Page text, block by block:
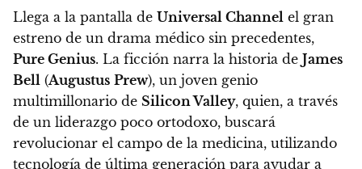
Llega a la pantalla de Universal Channel el gran
estreno de un drama médico sin precedentes,
Pure Genius. La ficción narra la historia de James
Bell (Augustus Prew), un joven genio
multimillonario de Silicon Valley, quien, a través
de un liderazgo poco ortodoxo, buscará
revolucionar el campo de la medicina, utilizando
tecnología de última generación para ayudar a